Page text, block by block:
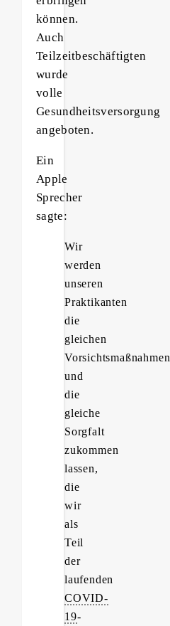
können.
Auch
Teilzeitbeschäftigten
wurde
volle
Gesundheitsversorgung
angeboten.
Ein
Apple
Sprecher
sagte:
Wir
werden
unseren
Praktikanten
die
gleichen
Vorsichtsmaßnahmen
und
die
gleiche
Sorgfalt
zukommen
lassen,
die
wir
als
Teil
der
laufenden
COVID-
19-